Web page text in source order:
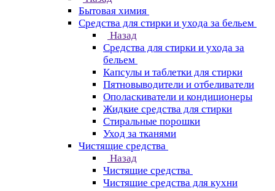
Бытовая химия
Средства для стирки и ухода за бельем
Назад
Средства для стирки и ухода за
бельем
Капсулы и таблетки для стирки
Пятновыводители и отбеливатели
Ополаскиватели и кондиционеры
Жидкие средства для стирки
Стиральные порошки
Уход за тканями
Чистящие средства
Назад
Чистящие средства
Чистящие средства для кухни